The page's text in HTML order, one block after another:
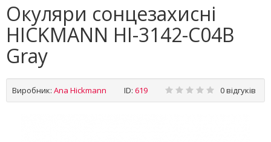
Окуляри сонцезахисні
HICKMANN HI-3142-C04B
Gray
Виробник: Ana Hickmann ID: 619 0 відгуків